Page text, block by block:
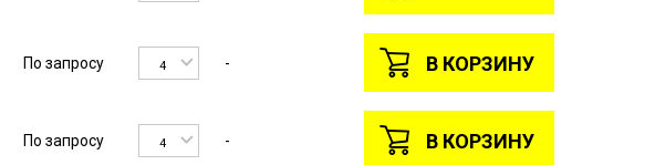
По запросу 4 - В КОРЗИНУ
По запросу 4 - В КОРЗИНУ